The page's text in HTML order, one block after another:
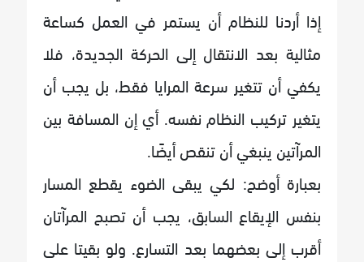
إذا أردنا للنظام أن يستمر في العمل كساعة
مثالية بعد الانتقال إلى الحركة الجديدة، فلا
يكفي أن تتغير سرعة المرايا فقط، بل يجب أن
يتغير تركيب النظام نفسه. أي إن المسافة بين
المرآتين ينبغي أن تنقص أيضًا.
بعبارة أوضح: لكي يبقى الضوء يقطع المسار
بنفس الإيقاع السابق، يجب أن تصبح المرآتان
أقرب إلى بعضهما بعد التسارع. ولو بقيتا على